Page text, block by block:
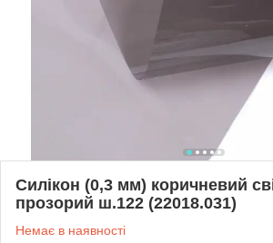
Силікон (0,3 мм) коричневий
прозорий ш.122 (22018.031)
Немає в наявності